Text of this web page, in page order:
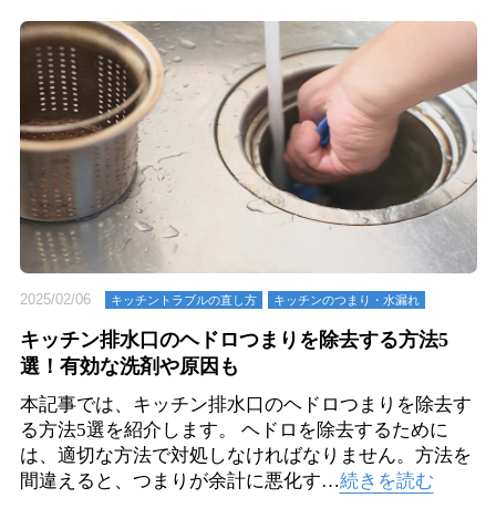
2025/02/06 キッチントラブルの直し方 キッチンのつまり・⽔漏れ
キッチン排水口のヘドロつまりを除去する方法5
選！有効な洗剤や原因も
本記事では、キッチン排水口のヘドロつまりを除去す
る方法5選を紹介します。 ヘドロを除去するために
は、適切な方法で対処しなければなりません。方法を
間違えると、つまりが余計に悪化す…続きを読む